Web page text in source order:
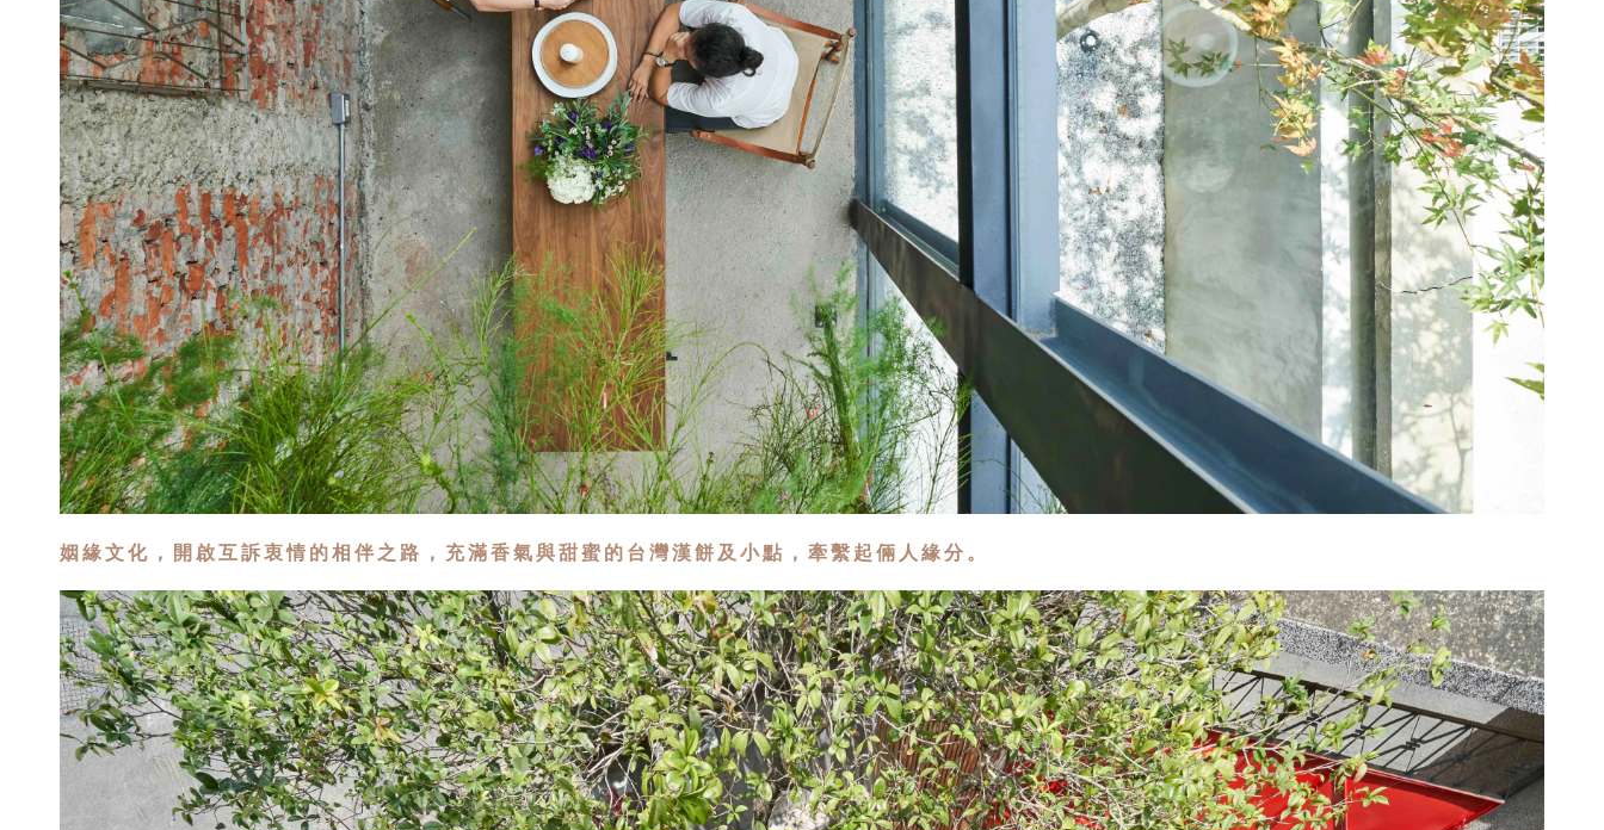
姻緣文化，開啟互訴衷情的相伴之路，充滿香氣與甜蜜的台灣漢餅及小點，牽繫起倆人緣分。